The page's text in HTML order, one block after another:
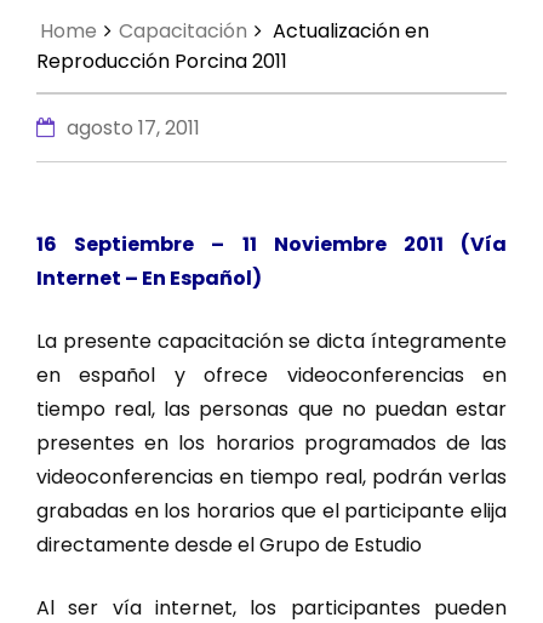
Home Capacitación
Actualización en
Reproducción Porcina 2011
agosto 17, 2011
16 Septiembre – 11 Noviembre 2011 (Vía
Internet – En Español)
La presente capacitación se dicta íntegramente
en español y ofrece videoconferencias en
tiempo real, las personas que no puedan estar
presentes en los horarios programados de las
videoconferencias en tiempo real, podrán verlas
grabadas en los horarios que el participante elija
directamente desde el Grupo de Estudio
Al ser vía internet, los participantes pueden